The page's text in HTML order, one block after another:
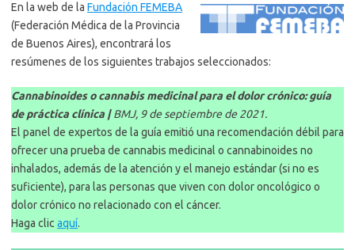
En la web de la Fundación FEMEBA
(Federación Médica de la Provincia
de Buenos Aires), encontrará los
resúmenes de los siguientes trabajos seleccionados:
Cannabinoides o cannabis medicinal para el dolor crónico: guía
de práctica clínica |BMJ, 9 de septiembre de 2021.
El panel de expertos de la guía emitió una recomendación débil para
ofrecer una prueba de cannabis medicinal o cannabinoides no
inhalados, además de la atención y el manejo estándar (si no es
suficiente), para las personas que viven con dolor oncológico o
dolor crónico no relacionado con el cáncer.
Haga clicaquí.